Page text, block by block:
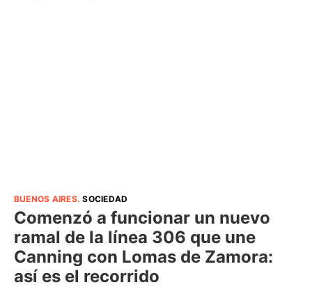
BUENOS AIRES.SOCIEDAD
Comenzó a funcionar un nuevo
ramal de la línea 306 que une
Canning con Lomas de Zamora:
así es el recorrido